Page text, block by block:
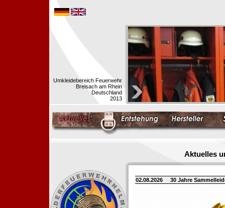
Umkleidebereich Feuerwehr
Breisach am Rhein
Deutschland
2013
Aktuelles
02.08.2026 30 Jahre